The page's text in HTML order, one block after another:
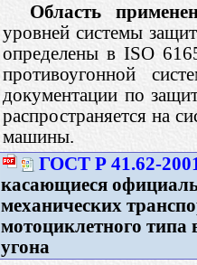
Область
уровней системы
определены в ISO
противоугонной
документации по
распространяется на
машины.
ГОСТ Р 41.62-
касающиеся
механических
мотоциклетного
угона